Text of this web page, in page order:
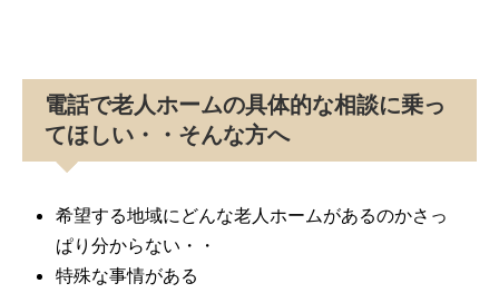
電話で老人ホームの具体的な相談に乗っ
てほしい・・そんな方へ
希望する地域にどんな老人ホームがあるのかさっ
ぱり分からない・・
特殊な事情がある